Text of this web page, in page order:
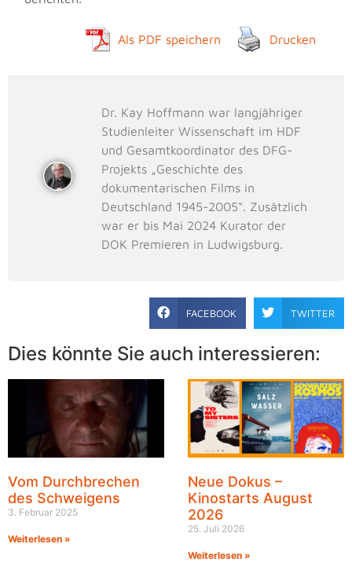
Als PDF speichern Drucken
Dr. Kay Hoffmann war langjähriger
Studienleiter Wissenschaft im HDF
und Gesamtkoordinator des DFG-
Projekts „Geschichte des
dokumentarischen Films in
Deutschland 1945-2005“. Zusätzlich
war er bis Mai 2024 Kurator der
DOK Premieren in Ludwigsburg.
FACEBOOK TWITTER
Dies könnte Sie auch interessieren:
Vom Durchbrechen
des Schweigens
3. Februar 2025
Weiterlesen »
Neue Dokus –
Kinostarts August
2026
25. Juli 2026
Weiterlesen »